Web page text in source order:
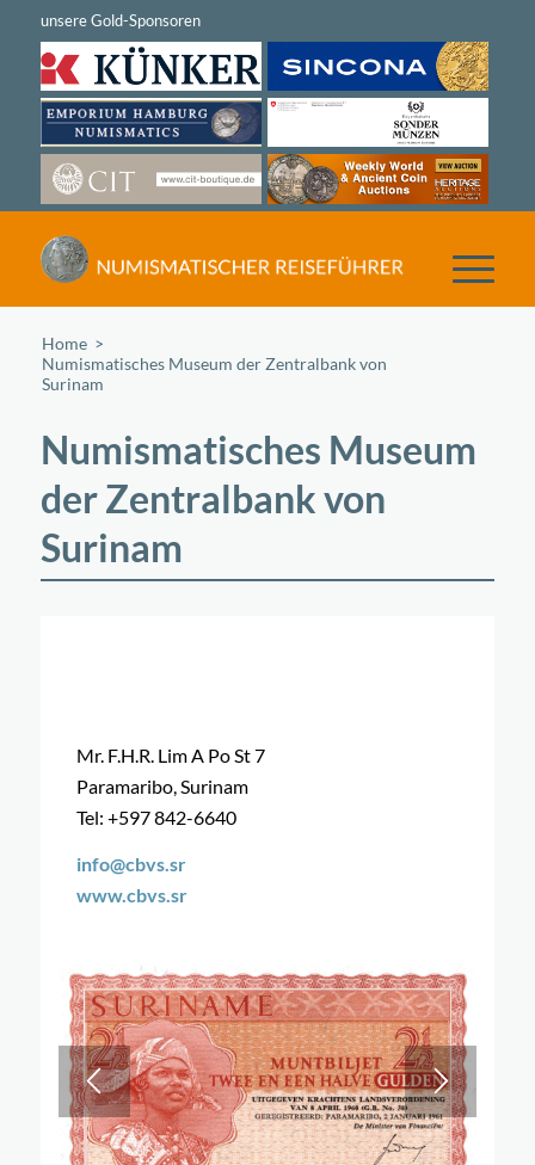
Home
Numismatisches Museum der Zentralbank von
Surinam
Numismatisches Museum
der Zentralbank von
Surinam
Mr. F.H.R. Lim A Po St 7
Paramaribo, Surinam
Tel: +597 842-6640
info@cbvs.sr
www.cbvs.sr